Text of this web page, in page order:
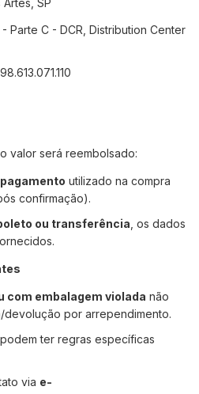
SP
Parte C - DCR, Distribution Center
valor será reembolsado:
utilizado na compra
confirmação).
ou transferência , os dados
com embalagem violada não
por arrependimento.
podem ter regras específicas
via e-